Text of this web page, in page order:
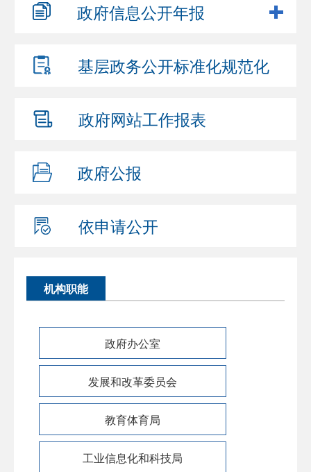
政府信息公开年报
基层政务公开标准化规范化
政府网站工作报表
政府公报
依申请公开
机构职能
政府办公室
发展和改革委员会
教育体育局
工业信息化和科技局